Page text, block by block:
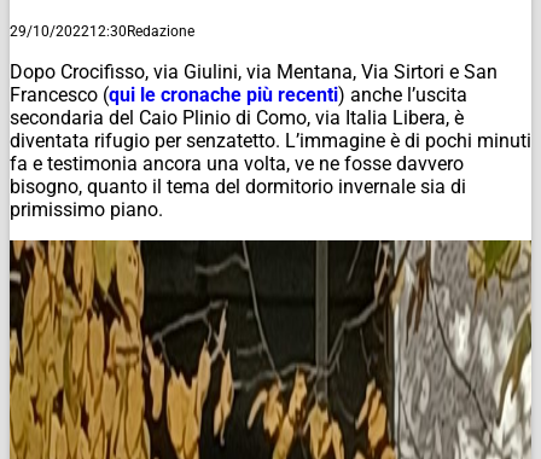
29/10/202212:30Redazione
Dopo Crocifisso, via Giulini, via Mentana, Via Sirtori e San
Francesco (qui le cronache più recenti) anche l’uscita
secondaria del Caio Plinio di Como, via Italia Libera, è
diventata rifugio per senzatetto. L’immagine è di pochi minuti
fa e testimonia ancora una volta, ve ne fosse davvero
bisogno, quanto il tema del dormitorio invernale sia di
primissimo piano.